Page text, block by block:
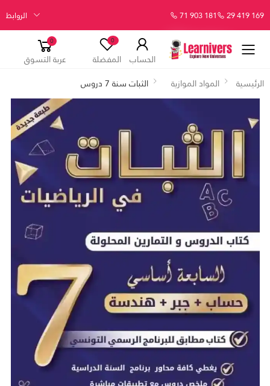
29 419 169
71 903 181 الروابط
الحساب
0
المفضلة
0
عربة التسوق
الرئيسية
المواد الموازية الثبات سنة 7 دروس